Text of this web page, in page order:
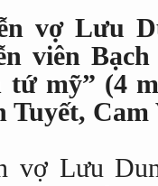
vợ Lưu
viên
mỹ” (4
Tuyết,
vợ Lưu